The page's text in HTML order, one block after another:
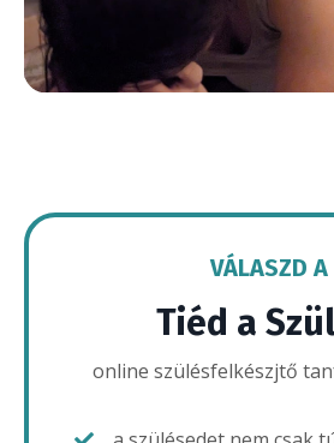
VÁLASZD A
Tiéd a
online szülésfelkészjtő